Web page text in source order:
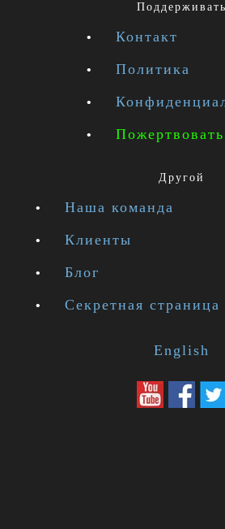
Поддерживать
Контакт
Политика
Пожертвовать
Другой
Наша команда
Клиенты
Блог
Секретная страница
English